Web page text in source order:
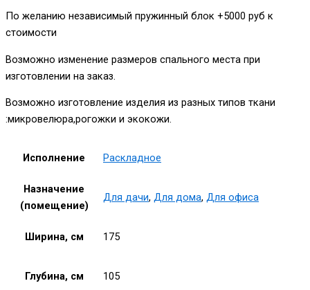
По желанию независимый пружинный блок +5000 руб к
стоимости
Возможно изменение размеров спального места при
изготовлении на заказ.
Возможно изготовление изделия из разных типов ткани
:микровелюра,рогожки и экокожи.
Исполнение Раскладное
Назначение
(помещение)
Для дачи, Для дома, Для офиса
Ширина, см 175
Глубина, см 105